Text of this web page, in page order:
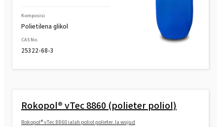
Komposisi
Polietilena glikol
CAS No.
25322-68-3
Rokopol® vTec 8860 (polieter poliol)
Rokopol® vTec 8860 ialah poliol polieter. Ia wujud